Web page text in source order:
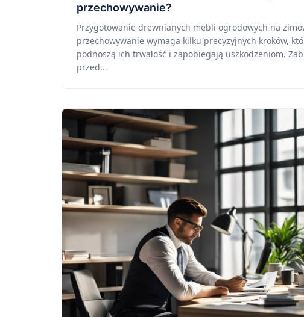
przechowywanie?
Przygotowanie drewnianych mebli ogrodowych na
przechowywanie wymaga kilku precyzyjnych kroków,
podnoszą ich trwałość i zapobiegają uszkodzeniom.
przed...